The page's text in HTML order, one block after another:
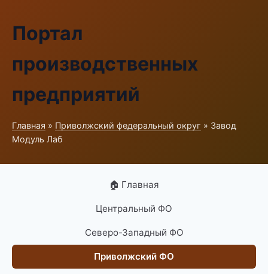
Портал
производственных
предприятий
Главная » Приволжский федеральный округ » Завод
Модуль Лаб
🏠 Главная
Центральный ФО
Северо-Западный ФО
Приволжский ФО